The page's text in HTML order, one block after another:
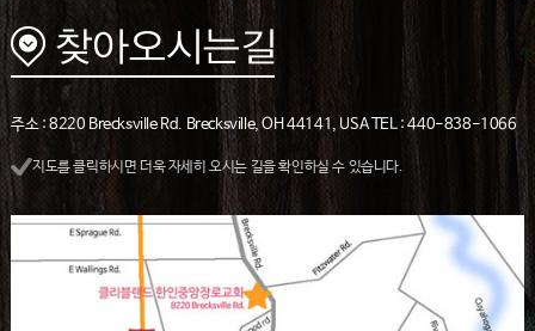
주소 : 8220 Brecksville Rd. Brecksville, OH 44141, USA TEL : 440-838-1066
지도를 클릭하시면 더욱 자세히 오시는 길을 확인하실 수 있습니다.